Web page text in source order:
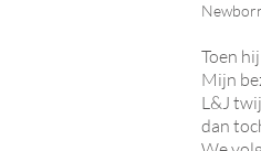
Toen
Mijn
L&J
dan